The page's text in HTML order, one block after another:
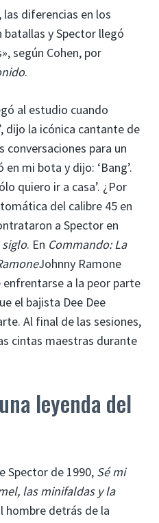
diferencias en los
y Spector llegó
según Cohen, por
.
al estudio cuando
dijo la icónica cantante de
conversaciones para un
mi bota y dijo: ‘Bang’.
quiero ir a casa’. ¿Por
del calibre 45 en
a Spector en
siglo. En Commando: La
Johnny Ramone
a la peor parte
el bajista Dee Dee
Al final de las sesiones,
cintas maestras durante
leyenda del
Spector de 1990, Sé mi
las minifaldas y la
hombre detrás de la